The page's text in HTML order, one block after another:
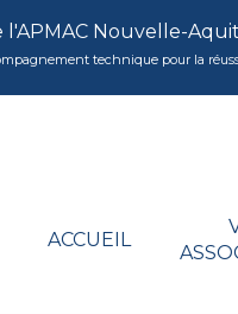
Nouvelle-
technique pour la
ACCUEIL